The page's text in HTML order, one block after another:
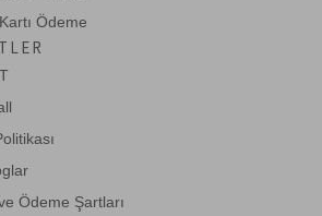
Ödeme
Ödeme Şartları